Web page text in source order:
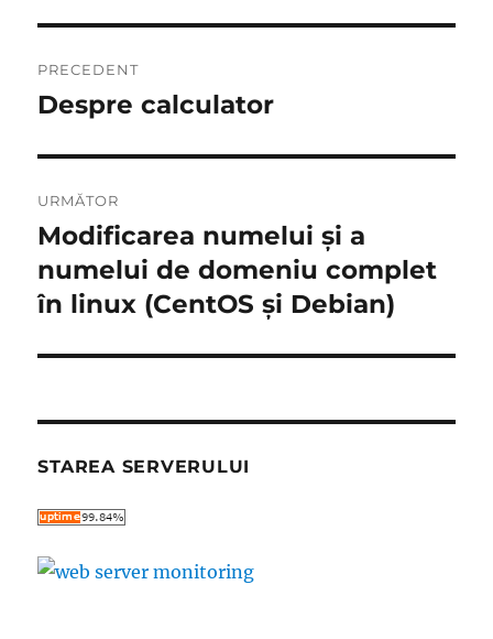
în
PRECEDENT
Articolul
Despre calculator
URMĂTOR
Articolul
următor:
Modificarea numelui și a
numelui de domeniu complet
în linux (CentOS și Debian)
STAREA SERVERULUI